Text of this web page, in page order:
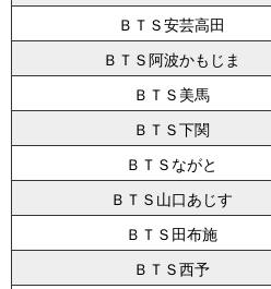
ＢＴＳ安芸高田
ＢＴＳ阿波かもじま
ＢＴＳ美馬
ＢＴＳ下関
ＢＴＳながと
ＢＴＳ山口あじす
ＢＴＳ田布施
ＢＴＳ西予